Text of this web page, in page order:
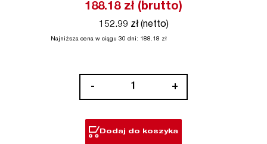
188.18zł (brutto)
152.99 zł (netto)
Najniższa cena w ciągu 30 dni: 188.18 zł
-
obrotowa
AIR-
+
Dodaj do koszyka